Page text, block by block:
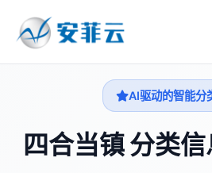
AI驱动的智能分
四合当镇 分类